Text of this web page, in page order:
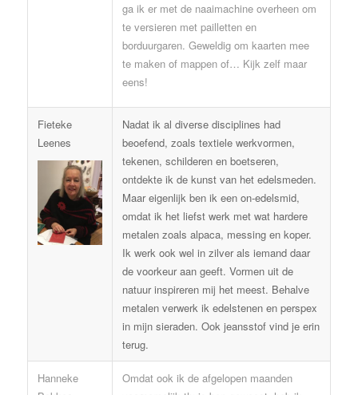
ga ik er met de naaimachine overheen om
te versieren met pailletten en
borduurgaren. Geweldig om kaarten mee
te maken of mappen of… Kijk zelf maar
eens!
Fieteke
Leenes
Nadat ik al diverse disciplines had
beoefend, zoals textiele werkvormen,
tekenen, schilderen en boetseren,
ontdekte ik de kunst van het edelsmeden.
Maar eigenlijk ben ik een on-edelsmid,
omdat ik het liefst werk met wat hardere
metalen zoals alpaca, messing en koper.
Ik werk ook wel in zilver als iemand daar
de voorkeur aan geeft. Vormen uit de
natuur inspireren mij het meest. Behalve
metalen verwerk ik edelstenen en perspex
in mijn sieraden. Ook jeansstof vind je erin
terug.
Hanneke
Omdat ook ik de afgelopen maanden